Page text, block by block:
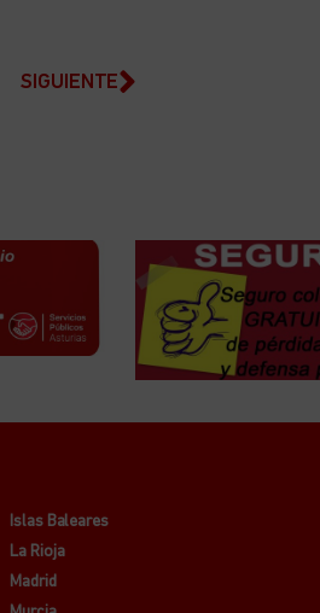
SIGUIENTE
Islas Baleares
La Rioja
Madrid